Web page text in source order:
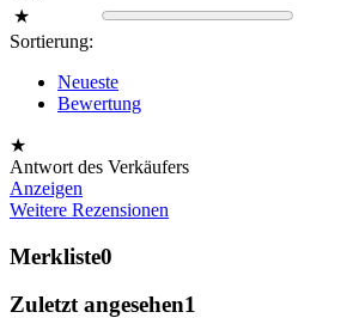
★
Sortierung:
Neueste
Bewertung
★
Antwort des Verkäufers
Anzeigen
Weitere Rezensionen
Merkliste0
Zuletzt angesehen1